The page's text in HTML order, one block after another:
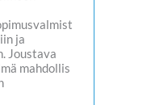
ja
Joustava
mahdollis